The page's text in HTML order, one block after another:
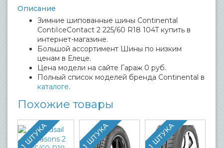
Описание
Зимние шипованные шины Continental
ContiIceContact 2 225/60 R18 104T купить в
интернет-магазине.
Большой ассортимент Шины по низким
ценам в Елеце.
Цена модели на сайте Гараж 0 руб.
Полный список моделей бренда Continental в
каталоге.
Похожие товары
1 ШТУКА 1 ШТУКА 1 ШТУКА